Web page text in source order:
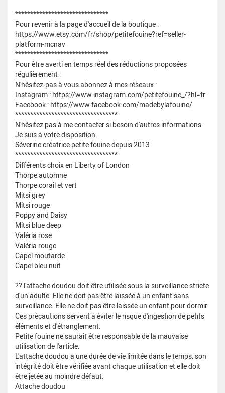
*******************************
Pour revenir à la page d'accueil de la boutique :
https://www.etsy.com/fr/shop/petitefouine?ref=seller-
platform-mcnav
*******************************
Pour être averti en temps réel des réductions proposées
régulièrement :
N'hésitez-pas à vous abonnez à mes réseaux :
Instagram : https://www.instagram.com/petitefouine_/?hl=fr
Facebook : https://www.facebook.com/madebylafouine/
**********************************
N'hésitez pas à me contacter si besoin d'autres informations.
Je suis à votre disposition.
Séverine créatrice petite fouine depuis 2013
**********************************
Différents choix en Liberty of London
Thorpe automne
Thorpe corail et vert
Mitsi grey
Mitsi rouge
Poppy and Daisy
Mitsi blue deep
Valéria rose
Valéria rouge
Capel moutarde
Capel bleu nuit
?? l'attache doudou doit être utilisée sous la surveillance stricte
d'un adulte. Elle ne doit pas être laissée à un enfant sans
surveillance. Elle ne doit pas être laissée un enfant pour dormir.
Ces précautions servent à éviter le risque d'ingestion de petits
éléments et d'étranglement.
Petite fouine ne saurait être responsable de la mauvaise
utilisation de l'article.
L'attache doudou a une durée de vie limitée dans le temps, son
intégrité doit être vérifiée avant chaque utilisation et elle doit
être jetée au moindre défaut.
Attache doudou